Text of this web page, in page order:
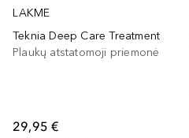
LAKME
Teknia Deep Care Treatment
Plaukų atstatomoji priemonė
29,95 €